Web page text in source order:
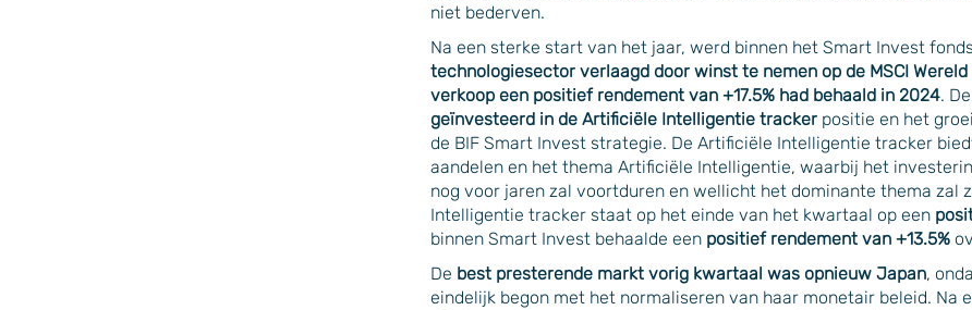
niet bederven.
Na een sterke start van het jaar, werd binnen het Smart Invest
technologiesector verlaagd door winst te nemen op de MSCI
verkoop een positief rendement van +17.5% had behaald in 2024.
geïnvesteerd in de Artificiële Intelligentie trackerpositie en het
de BIF Smart Invest strategie. De Artificiële Intelligentie tracker
aandelen en het thema Artificiële Intelligentie, waarbij het
nog voor jaren zal voortduren en wellicht het dominante thema zal
Intelligentie tracker staat op het einde van het kwartaal op een
binnen Smart Invest behaalde een positief rendement van +13.5%
De best presterende markt vorig kwartaal was opnieuw Japan,
eindelijk begon met het normaliseren van haar monetair beleid. Na